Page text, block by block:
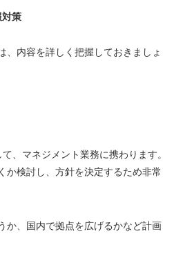
対策
、内容を詳しく把握しておきましょ
、マネジメント業務に携わります。
か検討し、方針を決定するため非常
か、国内で拠点を広げるかなど計画